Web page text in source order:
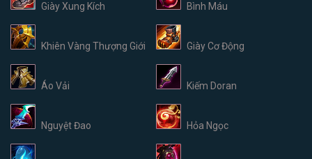
Giày Xung Kích Bình Máu
Khiên Vàng Thượng Giới Giày Cơ Động
Áo Vải Kiếm Doran
Nguyệt Đao Hỏa Ngọc